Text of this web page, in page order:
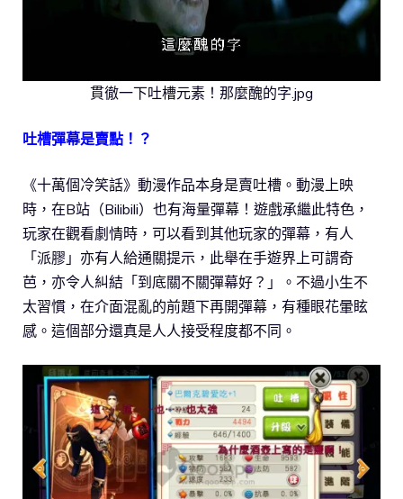
貫徹一下吐槽元素！那麼醜的字.jpg
吐槽彈幕是賣點！？
《十萬個冷笑話》動漫作品本身是賣吐槽。動漫上映
時，在B站（Bilibili）也有海量彈幕！遊戲承繼此特色，
玩家在觀看劇情時，可以看到其他玩家的彈幕，有人
「派膠」亦有人給通關提示，此舉在手遊界上可謂奇
芭，亦令人糾結「到底關不關彈幕好？」。不過小生不
太習慣，在介面混亂的前題下再開彈幕，有種眼花暈眩
感。這個部分還真是人人接受程度都不同。